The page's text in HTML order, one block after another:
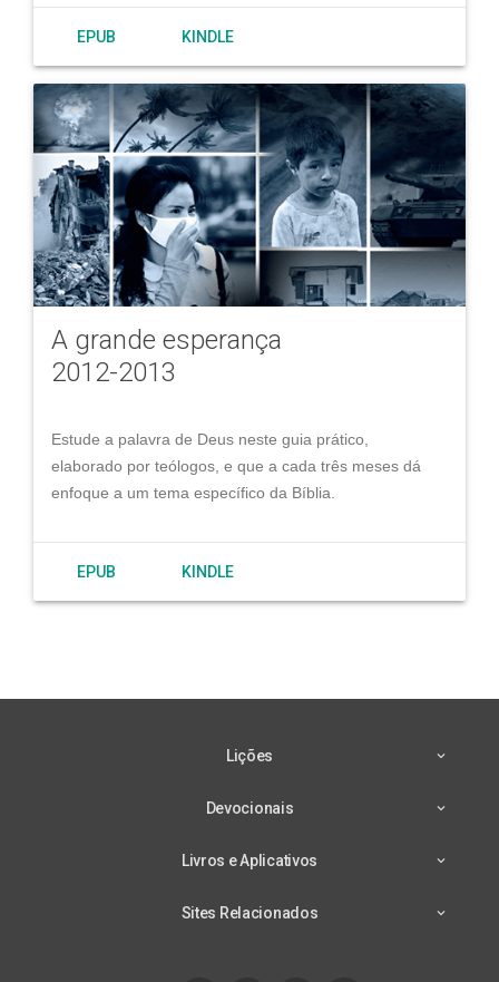
EPUB KINDLE
A grande esperança
2012-2013
Estude a palavra de Deus neste guia prático,
elaborado por teólogos, e que a cada três meses dá
enfoque a um tema específico da Bíblia.
EPUB KINDLE
Lições
Devocionais
Livros e Aplicativos
Sites Relacionados